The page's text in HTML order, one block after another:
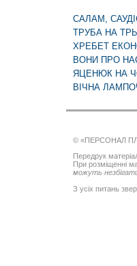
САЛАМ,
ТРУБА НА
ХРЕБЕТ
ВОНИ ПРО
ЯЦЕНЮК НА
ВІЧНА
© «ПЕРСОНАЛ
Передрук
При розміщенні
можуть
З усіх питань